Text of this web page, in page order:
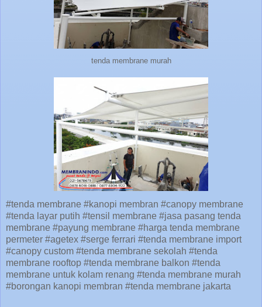
tenda membrane murah
#tenda membrane #kanopi membran #canopy membrane
#tenda layar putih #tensil membrane #jasa pasang tenda
membrane #payung membrane #harga tenda membrane
permeter #agetex #serge ferrari #tenda membrane import
#canopy custom #tenda membrane sekolah #tenda
membrane rooftop #tenda membrane balkon #tenda
membrane untuk kolam renang #tenda membrane murah
#borongan kanopi membran #tenda membrane jakarta